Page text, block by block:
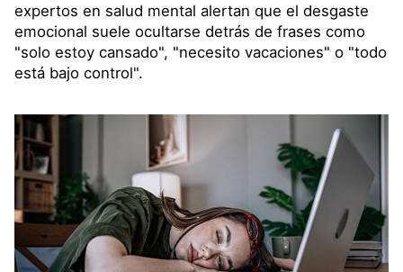
expertos en salud mental alertan que el desgaste
emocional suele ocultarse detrás de frases como
"solo estoy cansado", "necesito vacaciones" o "todo
está bajo control".